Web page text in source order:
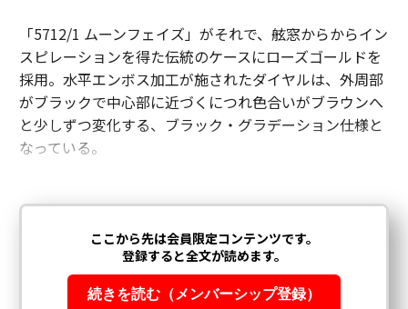
「5712/1 ムーンフェイズ」がそれで、舷窓からからイン
スピレーションを得た伝統のケースにローズゴールドを
採用。水平エンボス加工が施されたダイヤルは、外周部
がブラックで中心部に近づくにつれ色合いがブラウンへ
と少しずつ変化する、ブラック・グラデーション仕様と
なっている。